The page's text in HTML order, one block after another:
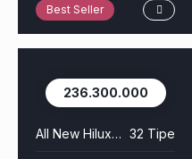
Best Seller
236.300.000
All New Hilux Rangga 32 Tipe